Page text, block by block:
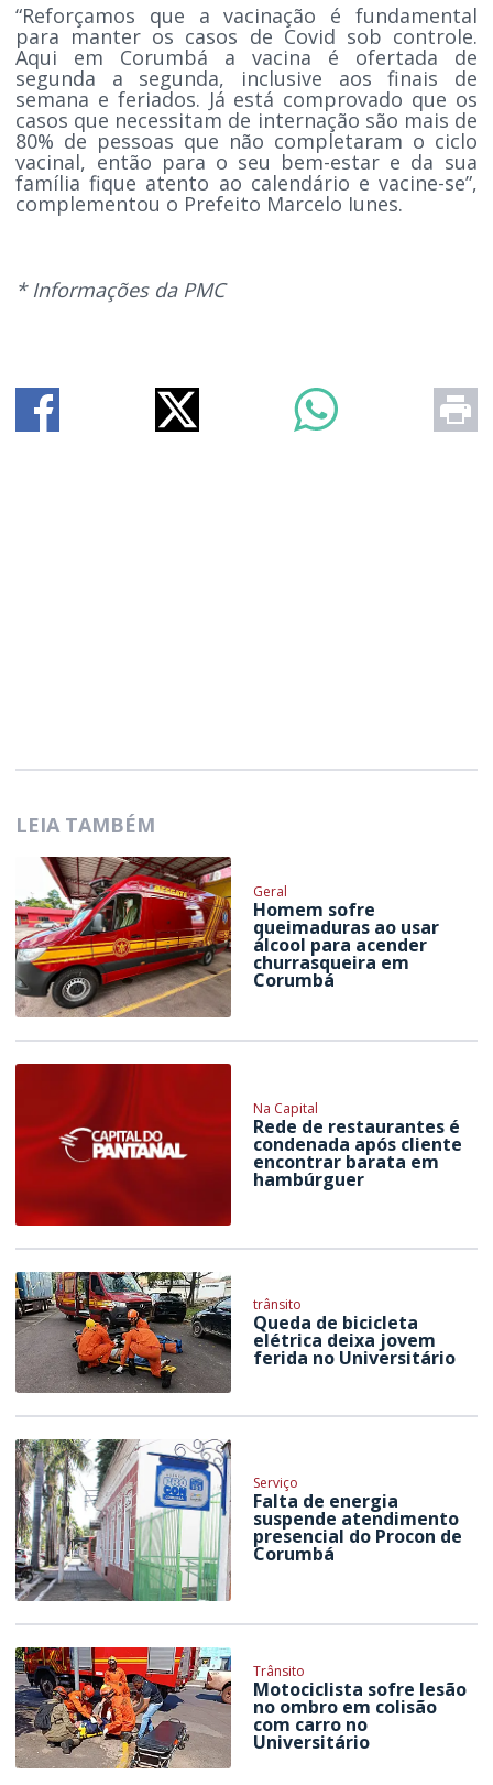
“Reforçamos que a vacinação é fundamental
para manter os casos de Covid sob controle.
Aqui em Corumbá a vacina é ofertada de
segunda a segunda, inclusive aos finais de
semana e feriados. Já está comprovado que os
casos que necessitam de internação são mais de
80% de pessoas que não completaram o ciclo
vacinal, então para o seu bem-estar e da sua
família fique atento ao calendário e vacine-se”,
complementou o Prefeito Marcelo Iunes.
* Informações da PMC
LEIA TAMBÉM
Geral
Homem sofre
queimaduras ao usar
álcool para acender
churrasqueira em
Corumbá
Na Capital
Rede de restaurantes é
condenada após cliente
encontrar barata em
hambúrguer
trânsito
Queda de bicicleta
elétrica deixa jovem
ferida no Universitário
Serviço
Falta de energia
suspende atendimento
presencial do Procon de
Corumbá
Trânsito
Motociclista sofre lesão
no ombro em colisão
com carro no
Universitário